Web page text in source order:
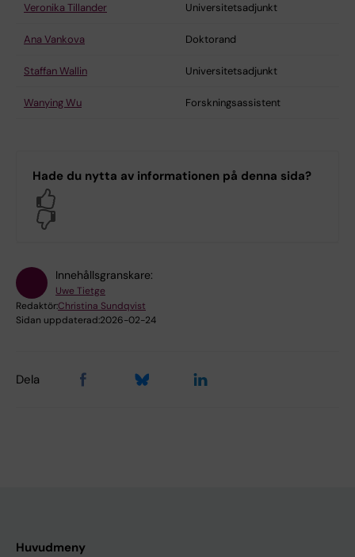
Veronika Tillander Universitetsadjunkt
Ana Vankova Doktorand
Staffan Wallin Universitetsadjunkt
Wanying Wu Forskningsassistent
Hade du nytta av informationen på denna sida?
Innehållsgranskare:
Uwe Tietge
Redaktör:Christina Sundqvist
Sidan uppdaterad:2026-02-24
Dela
Huvudmeny